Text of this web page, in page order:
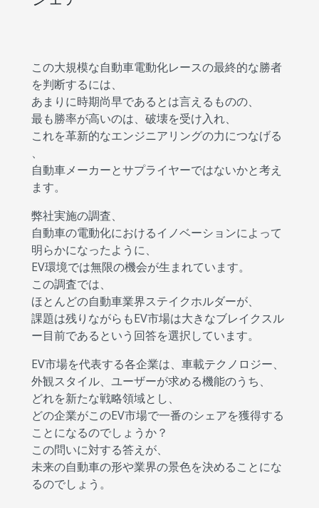
この大規模な自動車電動化レースの最終的な勝者
を判断するには、
あまりに時期尚早であるとは言えるものの、
最も勝率が高いのは、破壊を受け入れ、
これを革新的なエンジニアリングの力につなげる
、
自動車メーカーとサプライヤーではないかと考え
ます。
弊社実施の調査、
自動車の電動化におけるイノベーションによって
明らかになったように、
EV環境では無限の機会が生まれています。
この調査では、
ほとんどの自動車業界ステイクホルダーが、
課題は残りながらもEV市場は大きなブレイクスル
ー目前であるという回答を選択しています。
EV市場を代表する各企業は、車載テクノロジー、
外観スタイル、ユーザーが求める機能のうち、
どれを新たな戦略領域とし、
どの企業がこのEV市場で一番のシェアを獲得する
ことになるのでしょうか？
この問いに対する答えが、
未来の自動車の形や業界の景色を決めることにな
るのでしょう。